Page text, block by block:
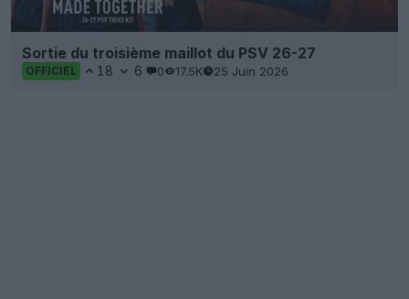
Sortie du troisième maillot du PSV 26-27
OFFICIEL 18 6 0 17.5K 25 Juin 2026